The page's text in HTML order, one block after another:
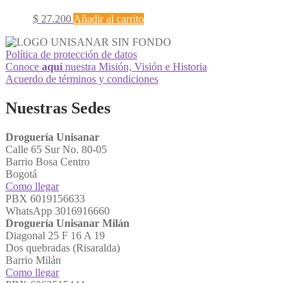
$ 27.200 Añadir al carrito
Política de protección de datos
Conoce aquínuestra Misión, Visión e Historia
Acuerdo de términos y condiciones
Nuestras Sedes
Droguería Unisanar
Calle 65 Sur No. 80-05
Barrio Bosa Centro
Bogotá
Como llegar
PBX 6019156633
WhatsApp 3016916660
Droguería Unisanar Milán
Diagonal 25 F 16 A 19
Dos quebradas (Risaralda)
Barrio Milán
Como llegar